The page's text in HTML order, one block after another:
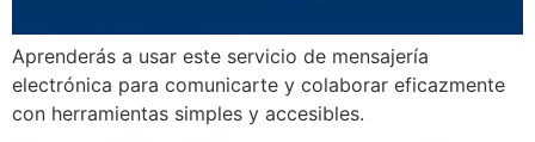
Aprenderás a usar este servicio de mensajería
electrónica para comunicarte y colaborar eficazmente
con herramientas simples y accesibles.